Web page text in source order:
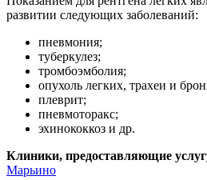
развитии следующих заболеваний:
пневмония;
туберкулез;
тромбоэмболия;
опухоль легких, трахеи и
плеврит;
пневмоторакс;
эхинококкоз и др.
Клиники, предоставляющие
Марьино